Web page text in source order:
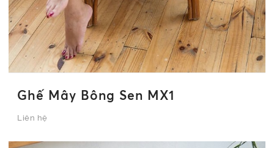
Ghế Mây Bông Sen MX1
Liên hệ